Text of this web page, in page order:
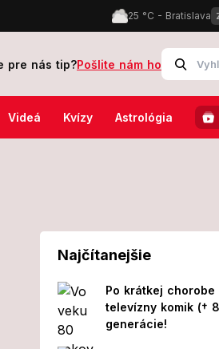
porušenie pravidiel: Domov prišiel
pre nás tip?Pošlite nám ho
Videá Kvízy Astrológia
Najčítanejšie
Po krátkej
televízny komik (†
generácie!